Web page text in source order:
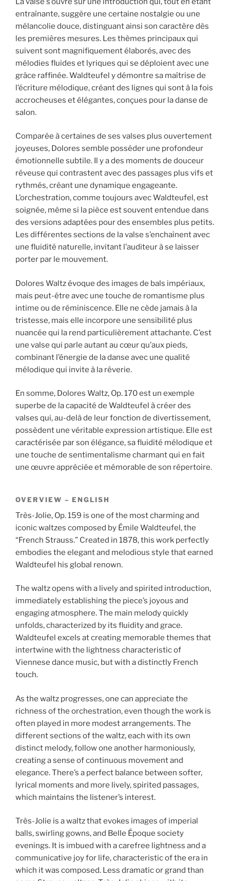
entraînante, suggère une certaine nostalgie ou une
mélancolie douce, distinguant ainsi son caractère dès
les premières mesures. Les thèmes principaux qui
suivent sont magnifiquement élaborés, avec des
mélodies fluides et lyriques qui se déploient avec une
grâce raffinée. Waldteufel y démontre sa maîtrise de
l’écriture mélodique, créant des lignes qui sont à la fois
accrocheuses et élégantes, conçues pour la danse de
salon.
Comparée à certaines de ses valses plus ouvertement
joyeuses, Dolores semble posséder une profondeur
émotionnelle subtile. Il y a des moments de douceur
rêveuse qui contrastent avec des passages plus vifs et
rythmés, créant une dynamique engageante.
L’orchestration, comme toujours avec Waldteufel, est
soignée, même si la pièce est souvent entendue dans
des versions adaptées pour des ensembles plus petits.
Les différentes sections de la valse s’enchaînent avec
une fluidité naturelle, invitant l’auditeur à se laisser
porter par le mouvement.
Dolores Waltz évoque des images de bals impériaux,
mais peut-être avec une touche de romantisme plus
intime ou de réminiscence. Elle ne cède jamais à la
tristesse, mais elle incorpore une sensibilité plus
nuancée qui la rend particulièrement attachante. C’est
une valse qui parle autant au cœur qu’aux pieds,
combinant l’énergie de la danse avec une qualité
mélodique qui invite à la rêverie.
En somme, Dolores Waltz, Op. 170 est un exemple
superbe de la capacité de Waldteufel à créer des
valses qui, au-delà de leur fonction de divertissement,
possèdent une véritable expression artistique. Elle est
caractérisée par son élégance, sa fluidité mélodique et
une touche de sentimentalisme charmant qui en fait
une œuvre appréciée et mémorable de son répertoire.
OVERVIEW – ENGLISH
Très-Jolie, Op. 159 is one of the most charming and
iconic waltzes composed by Émile Waldteufel, the
“French Strauss.” Created in 1878, this work perfectly
embodies the elegant and melodious style that earned
Waldteufel his global renown.
The waltz opens with a lively and spirited introduction,
immediately establishing the piece’s joyous and
engaging atmosphere. The main melody quickly
unfolds, characterized by its fluidity and grace.
Waldteufel excels at creating memorable themes that
intertwine with the lightness characteristic of
Viennese dance music, but with a distinctly French
touch.
As the waltz progresses, one can appreciate the
richness of the orchestration, even though the work is
often played in more modest arrangements. The
different sections of the waltz, each with its own
distinct melody, follow one another harmoniously,
creating a sense of continuous movement and
elegance. There’s a perfect balance between softer,
lyrical moments and more lively, spirited passages,
which maintains the listener’s interest.
Très-Jolie is a waltz that evokes images of imperial
balls, swirling gowns, and Belle Époque society
evenings. It is imbued with a carefree lightness and a
communicative joy for life, characteristic of the era in
which it was composed. Less dramatic or grand than